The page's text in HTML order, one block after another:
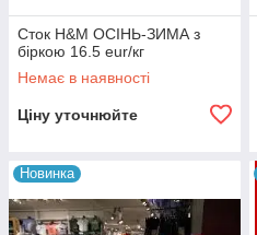
Сток H&M ОСІНЬ-ЗИМА з
біркою 16.5 eur/кг
Немає в наявності
Ціну уточнюйте
Новинка